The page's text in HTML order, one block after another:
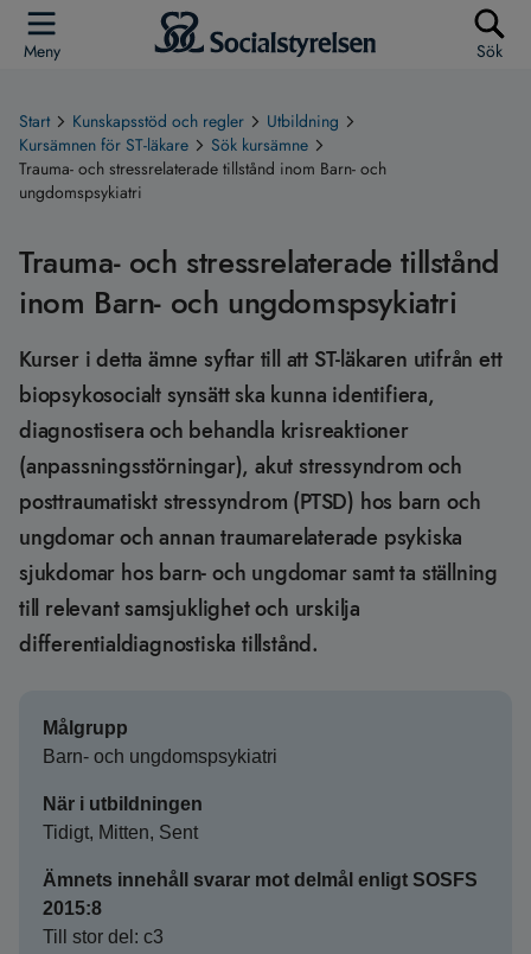
Meny Sök
Start Kunskapsstöd och regler
Utbildning
Kursämnen för ST-läkare
Sök kursämne
Trauma- och stressrelaterade tillstånd inom Barn- och
ungdomspsykiatri
Trauma- och stressrelaterade tillstånd
inom Barn- och ungdomspsykiatri
Kurser i detta ämne syftar till att ST-läkaren utifrån ett
biopsykosocialt synsätt ska kunna identifiera,
diagnostisera och behandla krisreaktioner
(anpassningsstörningar), akut stressyndrom och
posttraumatiskt stressyndrom (PTSD) hos barn och
ungdomar och annan traumarelaterade psykiska
sjukdomar hos barn- och ungdomar samt ta ställning
till relevant samsjuklighet och urskilja
differentialdiagnostiska tillstånd.
Målgrupp
Barn- och ungdomspsykiatri
När i utbildningen
Tidigt, Mitten, Sent
Ämnets innehåll svarar mot delmål enligt SOSFS
2015:8
Till stor del: c3